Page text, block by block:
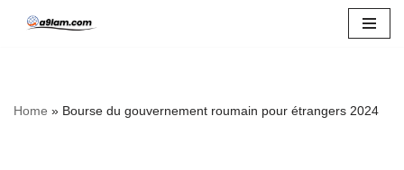
Home » Bourse du gouvernement roumain pour étrangers 2024